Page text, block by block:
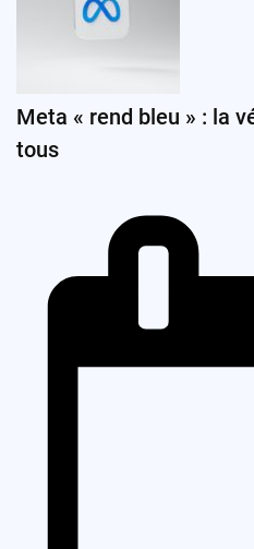
Meta « rend bleu » : la
tous